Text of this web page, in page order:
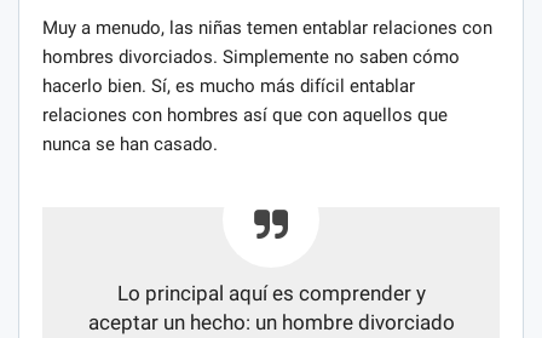
Muy a menudo, las niñas temen entablar relaciones con
hombres divorciados. Simplemente no saben cómo
hacerlo bien. Sí, es mucho más difícil entablar
relaciones con hombres así que con aquellos que
nunca se han casado.
Lo principal aquí es comprender y
aceptar un hecho: un hombre divorciado